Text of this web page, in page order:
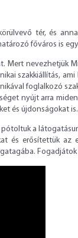
tér, és
főváros is
nevezhetjük
szakkiállítás,
foglalkozó
nyújt arra
és újdonságokat is.
a
és erősítettük